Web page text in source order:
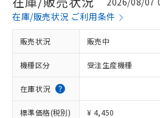
在庫/販売状況 ご利用条件
販売状況 販売中
機種区分 受注生産機種
在庫状況
標準価格(税別) ¥ 4,450